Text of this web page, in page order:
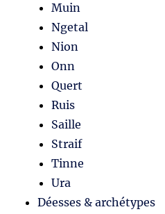
Muin
Ngetal
Nion
Onn
Quert
Ruis
Saille
Straif
Tinne
Ura
Déesses & archétypes